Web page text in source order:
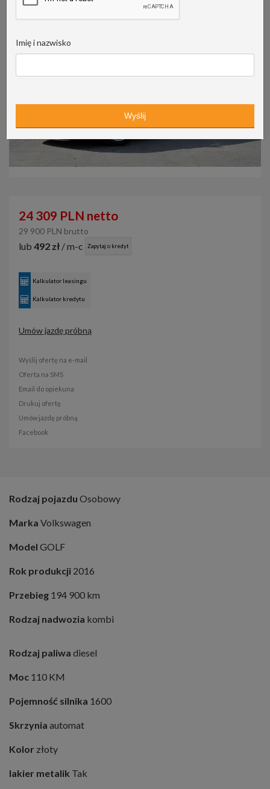
24 309 PLN netto
29 900 PLN brutto
lub 492 zł / m-c Zapytaj o kredyt
Kalkulator leasingu
Kalkulator kredytu
Umów jazdę próbną
Wyślij ofertę na e-mail
Oferta na SMS
Email do opiekuna
Drukuj ofertę
Umów jazdę próbną
Facebook
Rodzaj pojazdu Osobowy
Marka Volkswagen
Model GOLF
Rok produkcji 2016
Przebieg 194 900 km
Rodzaj nadwozia kombi
Rodzaj paliwa diesel
Moc 110 KM
Pojemność silnika 1600
Skrzynia automat
Kolor złoty
lakier metalik Tak
Imię i nazwisko